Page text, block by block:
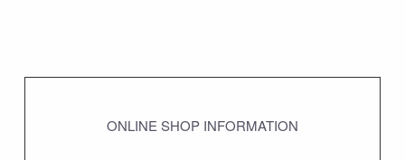
ONLINE SHOP INFORMATION